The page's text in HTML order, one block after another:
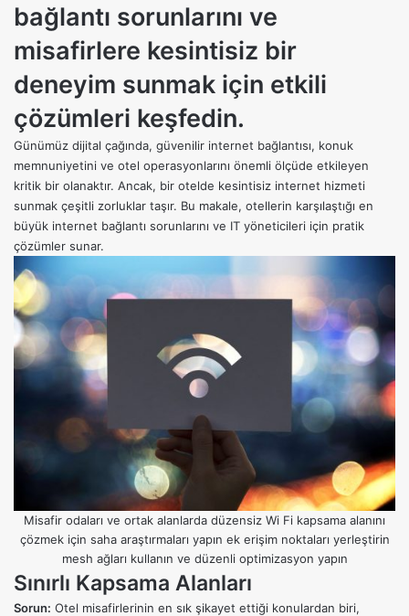
bağlantı sorunlarını ve
misafirlere kesintisiz bir
deneyim sunmak için etkili
çözümleri keşfedin.
Günümüz dijital çağında, güvenilir internet bağlantısı, konuk
memnuniyetini ve otel operasyonlarını önemli ölçüde etkileyen
kritik bir olanaktır. Ancak, bir otelde kesintisiz internet hizmeti
sunmak çeşitli zorluklar taşır. Bu makale, otellerin karşılaştığı en
büyük internet bağlantı sorunlarını ve IT yöneticileri için pratik
çözümler sunar.
Misafir odaları ve ortak alanlarda düzensiz Wi Fi kapsama alanını
çözmek için saha araştırmaları yapın ek erişim noktaları yerleştirin
mesh ağları kullanın ve düzenli optimizasyon yapın
Sınırlı Kapsama Alanları
Sorun: Otel misafirlerinin en sık şikayet ettiği konulardan biri,